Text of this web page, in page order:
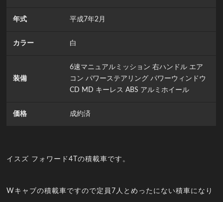
年式 平成7年2月
カラー 白
装備
6速マニュアルミッション 右ハンドル エア
コン パワーステアリング パワーウィンドウ
CD MD キーレス ABS アルミホイール
価格 成約済
イスズ フォワード4Tの積載車です。
Wキャブの積載車ですので定員7人とめったにない積車になり